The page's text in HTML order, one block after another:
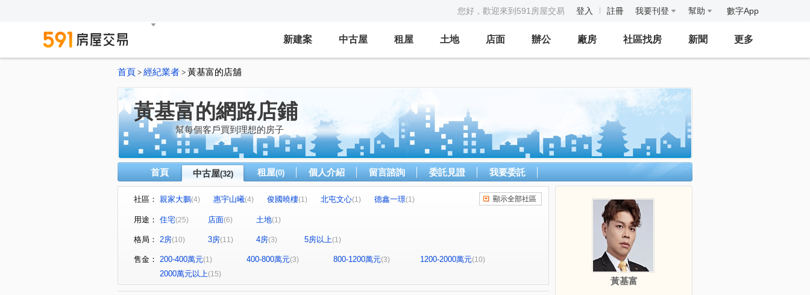
您好，歡迎來到591房屋交易 登入 註冊 我要刊登 幫助 數字App
新建案 中古屋 租屋 土地 店面 辦公 廠房 社區找房 新聞 更多
首頁 > 經紀業者 > 黃基富的店舖
黃基富的網路店鋪
幫每個客戶買到理想的房子
首頁 中古屋(32) 租屋(0) 個人介紹 留言諮詢 委託見證 我要委託
社區： 親家大鵬(4) 惠宇山曦(4) 俊國曉樓(1) 北屯文心(1) 德鑫一璟(1)
新業大塊森濤 (1) 品藏逢甲 (1)
福祿家(1) 惠宇青田 富宇富好 通豪易購
山西路三段(5) 甲后路一段 (1) 崇德六路一段 (1) 成功路(1) 錦新街(2)
大智街(3) 遼寧路一段
旱溪西路三段(1) 敦富六街(1) 美村路一段(1) 青海路二段(1) 博館路(1)
顯示全部社區
用途： 住宅(25) 店面(6) 土地(1)
格局： 2房(10) 3房(11) 4房(3) 5房以上(1)
售金： 200-400萬元(1) 400-800萬元(3) 800-1200萬元(3) 1200-2000萬元(10)
2000萬元以上(15)
黃基富